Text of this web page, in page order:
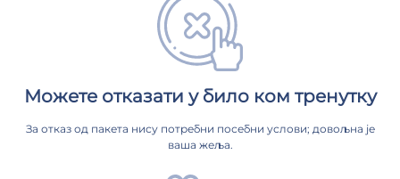
Можете отказати у било ком тренутку
За отказ од пакета нису потребни посебни услови; довољна је
ваша жеља.